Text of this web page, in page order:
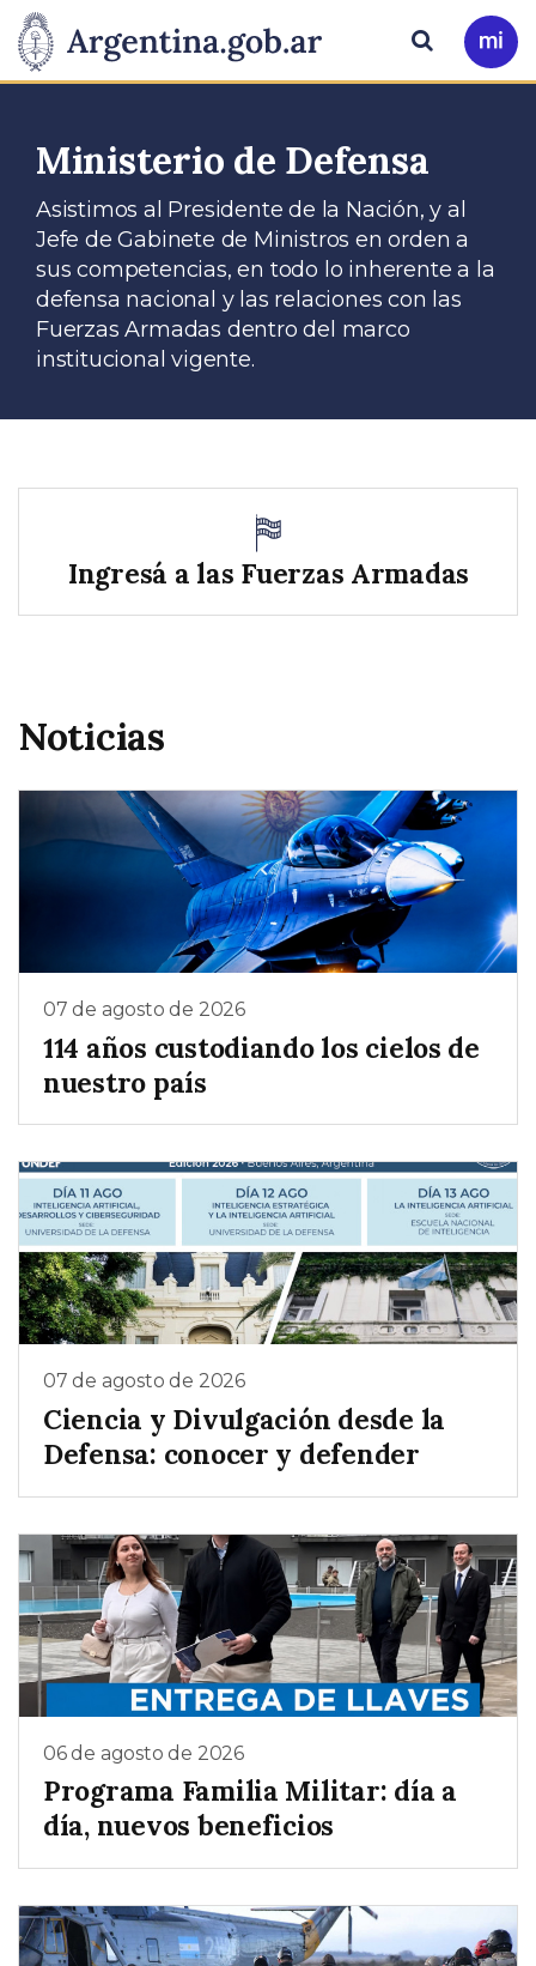
Presidencia
de
Nación
Pasar al contenido principal
Ir
a
Buscar
Ministerio de Defensa
Asistimos al Presidente de la Nación, y al
Jefe de Gabinete de Ministros en orden a
sus competencias, en todo lo inherente a la
defensa nacional y las relaciones con las
Fuerzas Armadas dentro del marco
institucional vigente.
Ingresá a las Fuerzas Armadas
Noticias
07 de agosto de 2026
114 años custodiando los cielos de
nuestro país
07 de agosto de 2026
Ciencia y Divulgación desde la
Defensa: conocer y defender
06 de agosto de 2026
Programa Familia Militar: día a
día, nuevos beneficios